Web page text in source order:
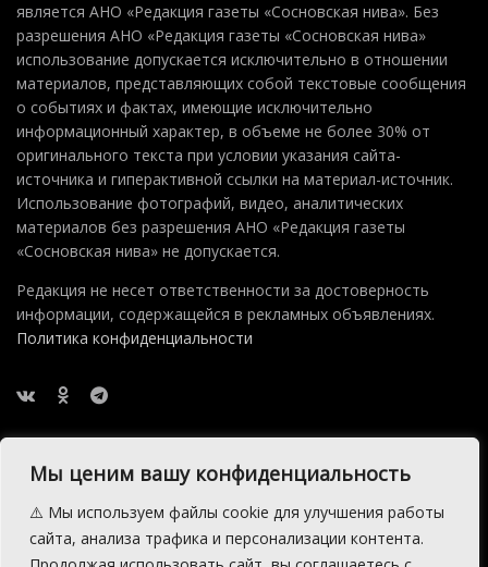
Мы ценим вашу конфиденциальность
⚠️ Мы используем файлы cookie для улучшения работы
сайта, анализа трафика и персонализации контента.
является АНО «Редакция газеты «Сосновская нива». Без
разрешения АНО «Редакция газеты «Сосновская нива»
использование допускается исключительно в отношении
материалов, представляющих собой текстовые сообщения
о событиях и фактах, имеющие исключительно
информационный характер, в объеме не более 30% от
оригинального текста при условии указания сайта-
источника и гиперактивной ссылки на материал-источник.
Использование фотографий, видео, аналитических
материалов без разрешения АНО «Редакция газеты
«Сосновская нива» не допускается.
Редакция не несет ответственности за достоверность
информации, содержащейся в рекламных объявлениях.
Политика конфиденциальности
2015 — 2026 © АНО Редакция газеты Сосновская Нива
Производство сайта:Андрей Петрович Попов, 1988 — 2026.